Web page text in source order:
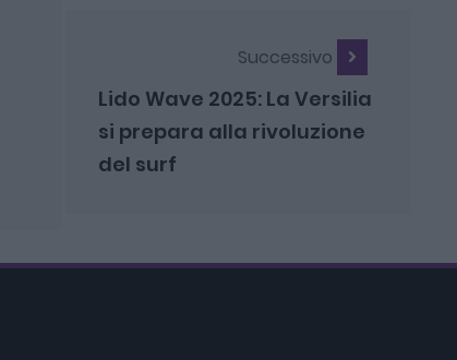
Successivo
Lido Wave 2025: La Versilia
si prepara alla rivoluzione
del surf